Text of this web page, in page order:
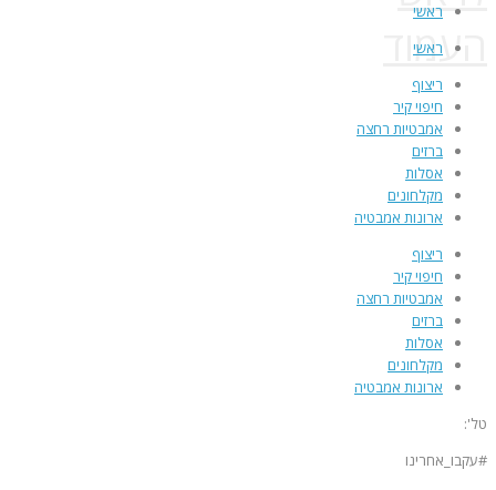
העמוד
ראשי
ראשי
ריצוף
חיפוי קיר
אמבטיות רחצה
ברזים
אסלות
מקלחונים
ארונות אמבטיה
ריצוף
חיפוי קיר
אמבטיות רחצה
ברזים
אסלות
מקלחונים
ארונות אמבטיה
טל':
#עקבו_אחרינו